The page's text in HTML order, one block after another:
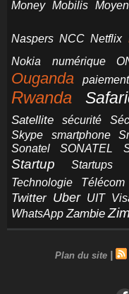
Money Mobilis
Naspers NCC Netflix
Nokia
numérique
Ouganda
Rwanda
Satellite sécurité
Skype
smartphone
Sonatel
SONATEL
Startup Startups
Technologie
Télécom
Twitter Uber UIT
WhatsApp Zambie
Plan du site |